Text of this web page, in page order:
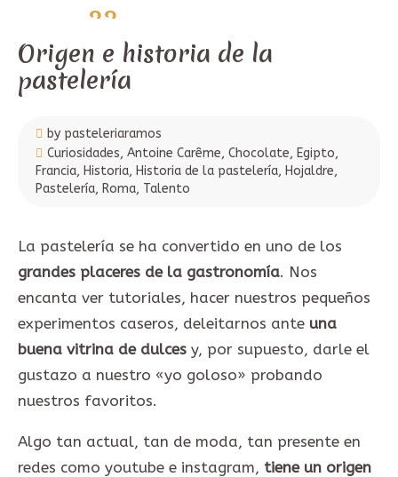
22
agosto, 2021
Origen e historia de la
pastelería
by pasteleriaramos
Curiosidades, Antoine Carême, Chocolate, Egipto,
Francia, Historia, Historia de la pastelería, Hojaldre,
Pastelería, Roma, Talento
La pastelería se ha convertido en uno de los
grandes placeres de la gastronomía. Nos
encanta ver tutoriales, hacer nuestros pequeños
experimentos caseros, deleitarnos ante una
buena vitrina de dulces y, por supuesto, darle el
gustazo a nuestro «yo goloso» probando
nuestros favoritos.
Algo tan actual, tan de moda, tan presente en
redes como youtube e instagram, tiene un origen